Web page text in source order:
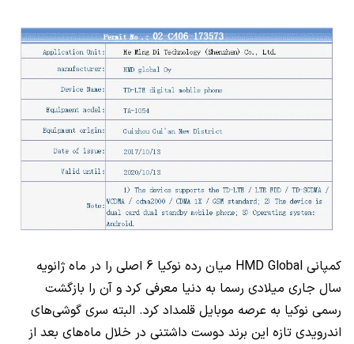
کمپانی HMD Global
میان رده نوکیا 6 اصلی را در ماه ژانویه
سال جاری میلادی رسما به دنیا معرفی کرد و آن را بازگشت
رسمی نوکیا به عرصه موبایل قلمداد کرد. البته سری گوشی‌های
اندرویدی تازه این برند دوست داشتنی در خلال ماه‌های بعد از